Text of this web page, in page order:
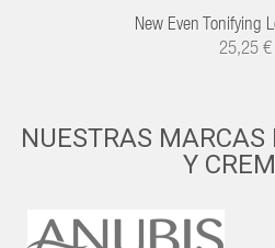
New Even Tonifying
25,25 €
NUESTRAS MARCAS
Y